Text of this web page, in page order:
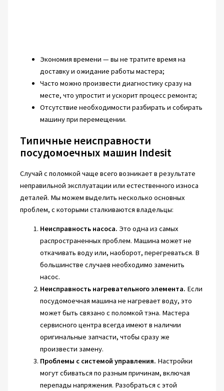
Экономия времени — вы не тратите время на
доставку и ожидание работы мастера;
Часто можно произвести диагностику сразу на
месте, что упростит и ускорит процесс ремонта;
Отсутствие необходимости разбирать и собирать
машину при перемещении.
Типичные неисправности
посудомоечных машин Indesit
Случай с поломкой чаще всего возникает в результате
неправильной эксплуатации или естественного износа
деталей. Мы можем выделить несколько основных
проблем, с которыми сталкиваются владельцы:
Неисправность насоса. Это одна из самых
распространенных проблем. Машина может не
откачивать воду или, наоборот, перегреваться. В
большинстве случаев необходимо заменить
насос.
Неисправность нагревательного элемента. Если
посудомоечная машина не нагревает воду, это
может быть связано с поломкой тэна. Мастера
сервисного центра всегда имеют в наличии
оригинальные запчасти, чтобы сразу же
произвести замену.
Проблемы с системой управления. Настройки
могут сбиваться по разным причинам, включая
перепады напряжения. Разобраться с этой